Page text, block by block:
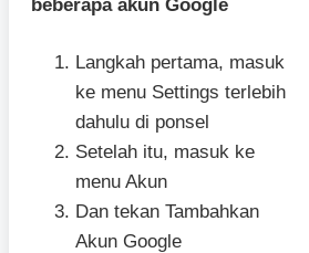
beberapa akun Google
Langkah pertama, masuk
ke menu Settings terlebih
dahulu di ponsel
Setelah itu, masuk ke
menu Akun
Dan tekan Tambahkan
Akun Google